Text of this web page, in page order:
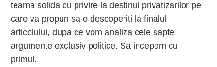
teama solida cu privire la destinul privatizarilor pe
care va propun sa o descoperiti la finalul
articolului, dupa ce vom analiza cele sapte
argumente exclusiv politice. Sa incepem cu
primul.